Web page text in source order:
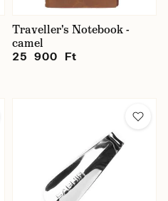
Traveller's Notebook -
camel
25 900 Ft